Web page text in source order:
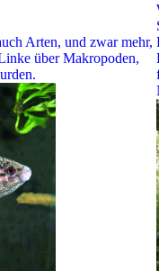
Arten, und zwar mehr,
über Makropoden,